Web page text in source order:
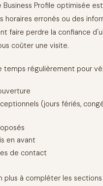
Business Profile optimisée
horaires erronés ou des
faire perdre la confiance
coûter une visite.
temps régulièrement pour
(jours fériés,
en avant
de contact
plus à compléter les